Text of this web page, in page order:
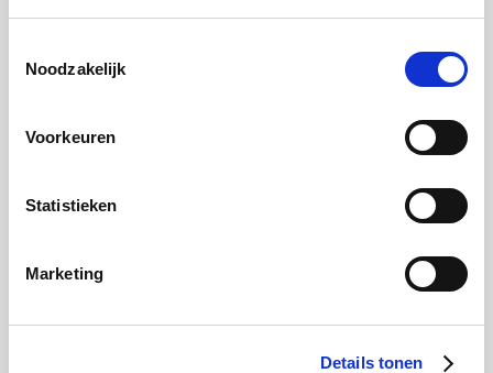
Noodzakelijk
Voorkeuren
Statistieken
Marketing
Details tonen
om
Statistieken (4)
Statistische cookies helpen eigenaren van
website gebruiken, door anoniem gegevens
te verzamelen en te rapporteren.